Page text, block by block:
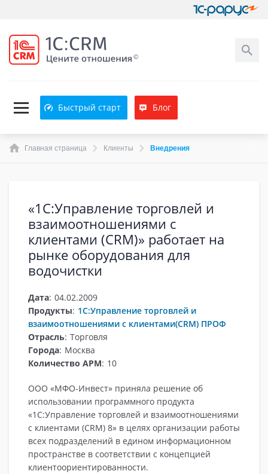
Быстрый старт Блог
Главная страница Клиенты Внедрения
«1С:Управление торговлей и
взаимоотношениями с
клиентами (CRM)» работает на
рынке оборудования для
водочистки
Дата: 04.02.2009
Продукты: 1С:Управление торговлей и
взаимоотношениями с клиентами(CRM) ПРОФ
Отрасль: Торговля
Города: Москва
Количество АРМ: 10
ООО «МФО-Инвест» приняла решение об
использовании программного продукта
«1С:Управление торговлей и взаимоотношениями
с клиентами (CRM) 8» в целях организации работы
всех подразделений в едином информационном
пространстве в соответствии с концепцией
клиентоориентированности.